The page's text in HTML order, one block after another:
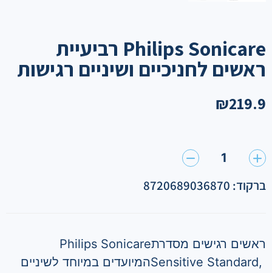
Philips Sonicare רביעיית
ראשים לחניכיים ושיניים רגישות
₪219.9
1
ברקוד: 8720689036870
ראשים רגישים מסדרתPhilips Sonicare
Sensitive Standard,המיועדים במיוחד לשיניים